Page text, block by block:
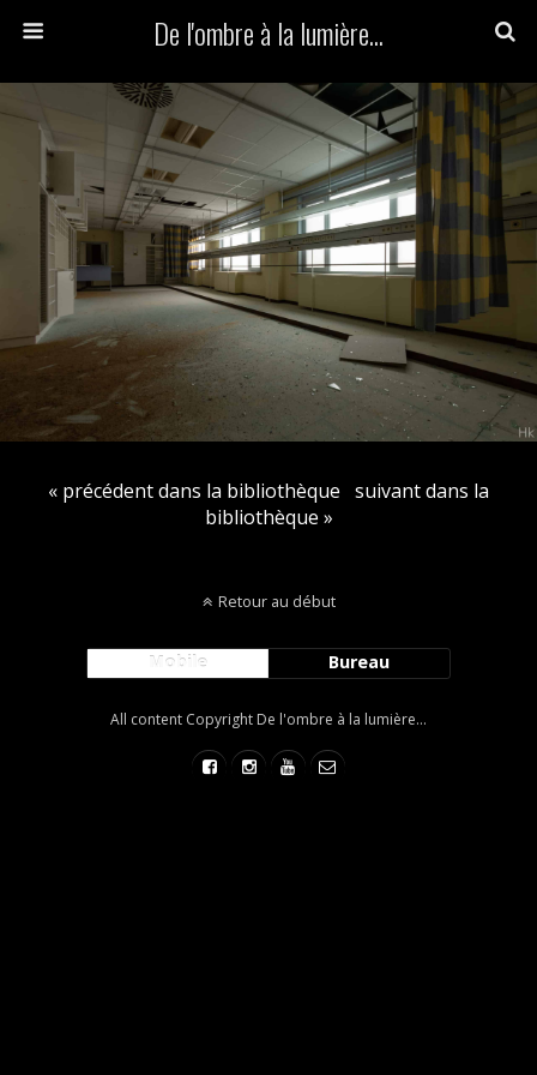
De l'ombre à la lumière...
« précédent dans la bibliothèque suivant dans la
bibliothèque »
Retour au début
Mobile Bureau
All content Copyright De l'ombre à la lumière...